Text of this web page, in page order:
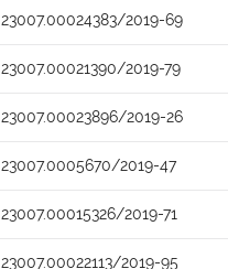
23007.00024383/2019-69
23007.00021390/2019-79
23007.00023896/2019-26
23007.0005670/2019-47
23007.00015326/2019-71
23007.00022113/2019-95